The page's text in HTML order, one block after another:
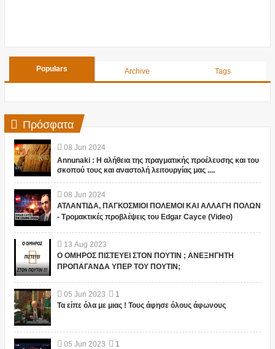
Populars Archive Tags
Πρόσφατα
08 Jun 2024
Annunaki : Η αλήθεια της πραγματικής προέλευσης και του
σκοπού τους και αναστολή λειτουργίας μας ....
08 Jun 2024
ΑΤΛΑΝΤΙΔΑ, ΠΑΓΚΟΣΜΙΟΙ ΠΟΛΕΜΟΙ ΚΑΙ ΑΛΛΑΓΗ ΠΟΛΩΝ
- Τρομακτικές προβλέψεις του Edgar Cayce (Video)
13 Aug 2023
Ο ΟΜΗΡΟΣ ΠΙΣΤΕΥΕΙ ΣΤΟΝ ΠΟΥΤΙΝ ; ΑΝΕΞΗΓΗΤΗ
ΠΡΟΠΑΓΑΝΔΑ ΥΠΕΡ ΤΟΥ ΠΟΥΤΙΝ;
05 Jun 2023
1
Τα είπε όλα με μιας ! Τους άφησε όλους άφωνους
05 Jun 2023
1